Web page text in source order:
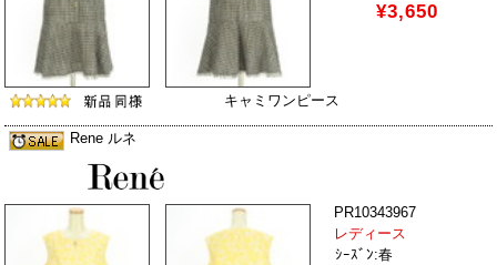
¥3,650
キャミワンピース
Rene ルネ
PR10343967
レディース
ｼｰｽﾞﾝ:春